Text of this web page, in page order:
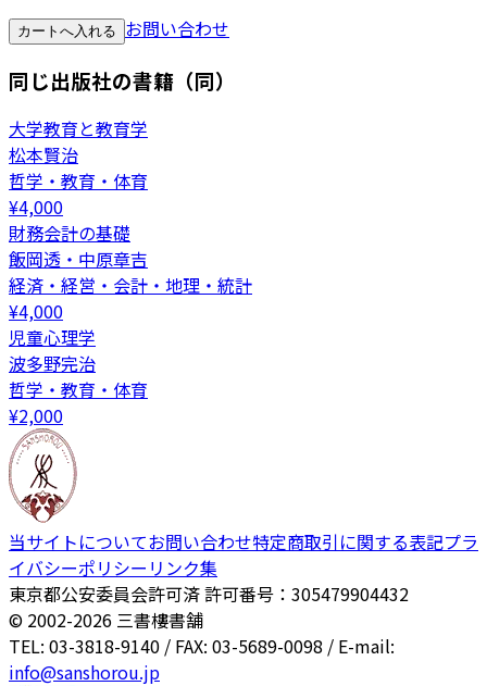
カートへ入れる お問い合わせ
同じ出版社の書籍（同）
大学教育と教育学
松本賢治
哲学・教育・体育
¥4,000
財務会計の基礎
飯岡透・中原章吉
経済・経営・会計・地理・統計
¥4,000
児童心理学
波多野完治
哲学・教育・体育
¥2,000
当サイトについてお問い合わせ特定商取引に関する表記プラ
イバシーポリシー リンク集
東京都公安委員会許可済 許可番号：305479904432
© 2002-2026 三書樓書舗
TEL: 03-3818-9140 / FAX: 03-5689-0098 / E-mail:
info@sanshorou.jp